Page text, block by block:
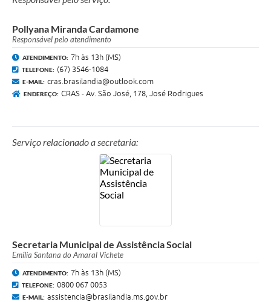
Pollyana Miranda Cardamone
Responsável pelo atendimento
ATENDIMENTO: 7h às 13h (MS)
TELEFONE: (67) 3546-1084
E-MAIL: cras.brasilandia@outlook.com
ENDEREÇO: CRAS - Av. São José, 178, José Rodrigues
Serviço relacionado a secretaria:
Secretaria Municipal de Assistência Social
Emília Santana do Amaral Vichete
ATENDIMENTO: 7h às 13h (MS)
TELEFONE: 0800 067 0053
E-MAIL: assistencia@brasilandia.ms.gov.br